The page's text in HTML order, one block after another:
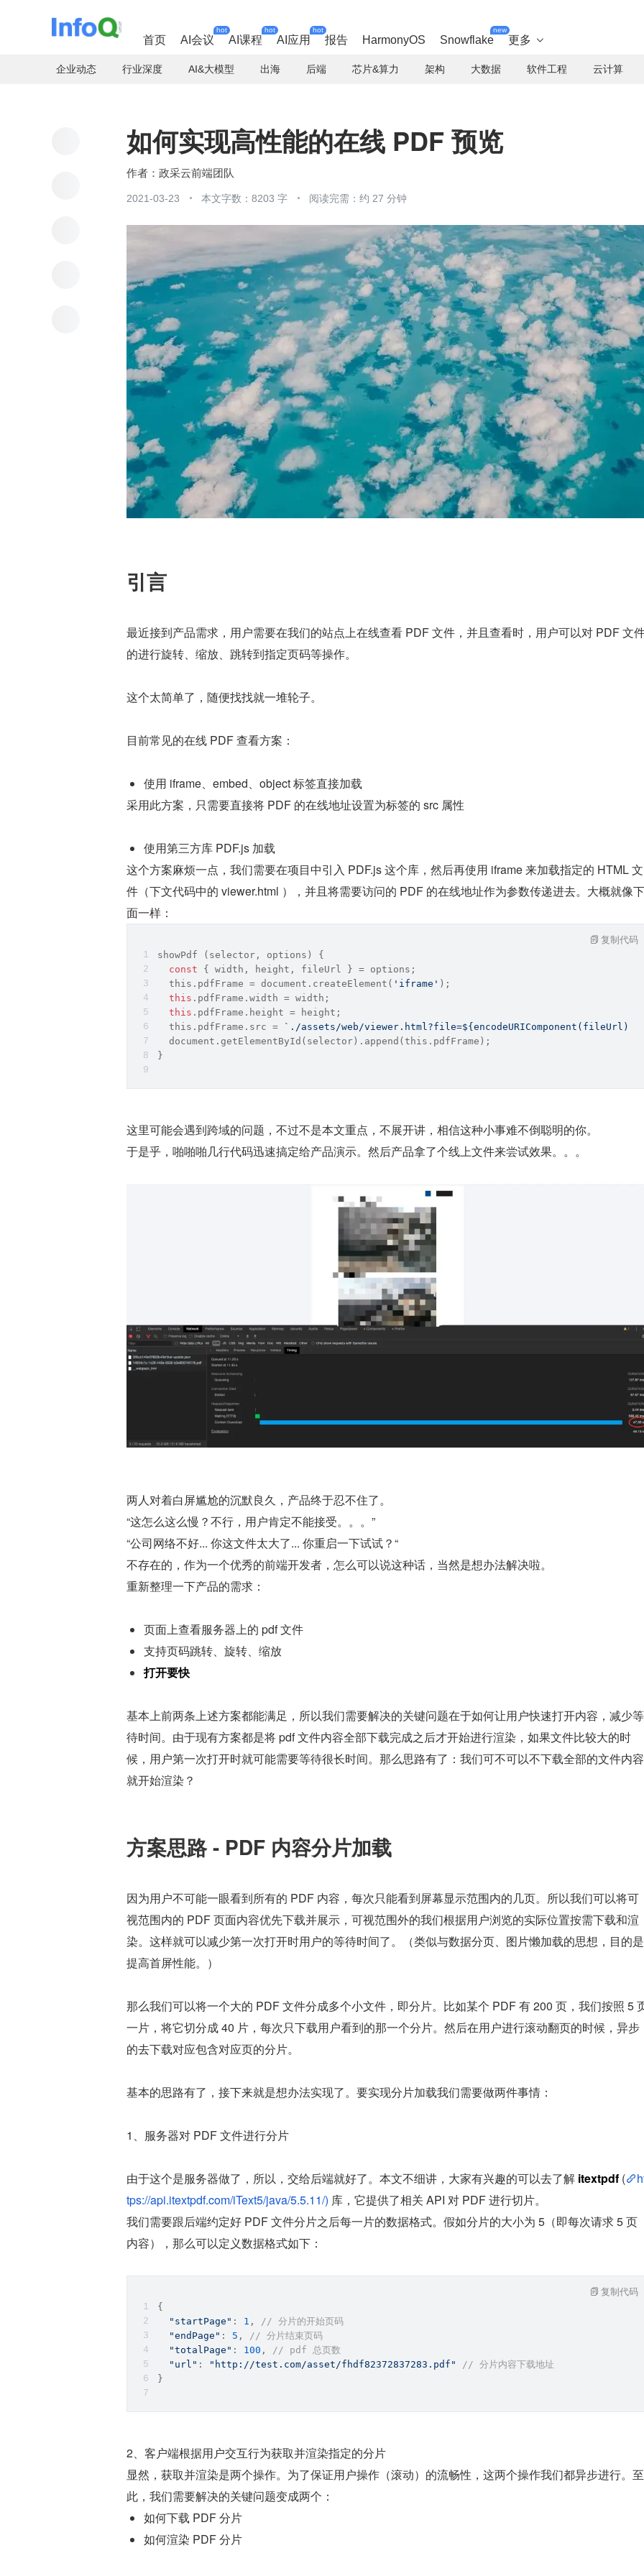
首页 AI会议
hot
AI课程
hot
AI应用
hot
报告 HarmonyOS Snowflake
new
更多 
企业动态 行业深度 AI&大模型 出海 后端 芯片&算力 架构 大数据 软件工程 云计算
如何实现高性能的在线 PDF 预览
政采云前端团队
2021-03-23 本文字数：8203 字 阅读完需：约 27 分钟
引言
最近接到产品需求，用户需要在我们的站点上在线查看 PDF 文件，并且查看时，用户可以对 PDF 文
的进行旋转、缩放、跳转到指定页码等操作。
这个太简单了，随便找找就一堆轮子。
目前常见的在线 PDF 查看方案：
使用 iframe、embed、object 标签直接加载
采用此方案，只需要直接将 PDF 的在线地址设置为标签的 src 属性
使用第三方库 PDF.js 加载
这个方案麻烦一点，我们需要在项目中引入 PDF.js 这个库，然后再使用 iframe 来加载指定的 HTML 文
件（下文代码中的 viewer.html ），并且将需要访问的 PDF 的在线地址作为参数传递进去。大概就像下
面一样：
showPdf (selector, options) {
const { width, height, fileUrl } = options;
this .pdfFrame = document .createElement( 'iframe' );
this .pdfFrame.width = width;
this .pdfFrame.height = height;
this .pdfFrame.src = `./assets/web/viewer.html?file=${ encodeURIComponent (fileUrl)}
document .getElementById(selector).append( this .pdfFrame);
}
复制代码
这里可能会遇到跨域的问题，不过不是本文重点，不展开讲，相信这种小事难不倒聪明的你。
于是乎，啪啪啪几行代码迅速搞定给产品演示。然后产品拿了个线上文件来尝试效果。。。
两人对着白屏尴尬的沉默良久，产品终于忍不住了。
“这怎么这么慢？不行，用户肯定不能接受。。。”
“公司网络不好... 你这文件太大了... 你重启一下试试？“
不存在的，作为一个优秀的前端开发者，怎么可以说这种话，当然是想办法解决啦。
重新整理一下产品的需求：
页面上查看服务器上的 pdf 文件
支持页码跳转、旋转、缩放
打开要快
基本上前两条上述方案都能满足，所以我们需要解决的关键问题在于如何让用户快速打开内容，减少等
待时间。由于现有方案都是将 pdf 文件内容全部下载完成之后才开始进行渲染，如果文件比较大的时
候，用户第一次打开时就可能需要等待很长时间。那么思路有了：我们可不可以不下载全部的文件内容
就开始渲染？
方案思路 - PDF 内容分片加载
因为用户不可能一眼看到所有的 PDF 内容，每次只能看到屏幕显示范围内的几页。所以我们可以将可
视范围内的 PDF 页面内容优先下载并展示，可视范围外的我们根据用户浏览的实际位置按需下载和渲
染。这样就可以减少第一次打开时用户的等待时间了。（类似与数据分页、图片懒加载的思想，目的是
提高首屏性能。）
那么我们可以将一个大的 PDF 文件分成多个小文件，即分片。比如某个 PDF 有 200 页，我们按照 5
一片，将它切分成 40 片，每次只下载用户看到的那一个分片。然后在用户进行滚动翻页的时候，异步
的去下载对应包含对应页的分片。
基本的思路有了，接下来就是想办法实现了。要实现分片加载我们需要做两件事情：
1、服务器对 PDF 文件进行分片
由于这个是服务器做了，所以，交给后端就好了。本文不细讲，大家有兴趣的可以去了解 itextpdf (
tps://api.itextpdf.com/iText5/java/5.5.11/) 库，它提供了相关 API 对 PDF 进行切片。
我们需要跟后端约定好 PDF 文件分片之后每一片的数据格式。假如分片的大小为 5（即每次请求 5 页
内容），那么可以定义数据格式如下：
{
"startPage" : 1 ,
// 分片的开始页码
"endPage" : 5 ,
// 分片结束页码
"totalPage" : 100 ,
// pdf 总页数
"url" : "http://test.com/asset/fhdf82372837283.pdf"
// 分片内容下载地址
}
复制代码
2、客户端根据用户交互行为获取并渲染指定的分片
显然，获取并渲染是两个操作。为了保证用户操作（滚动）的流畅性，这两个操作我们都异步进行。至
此，我们需要解决的关键问题变成两个：
如何下载 PDF 分片
如何渲染 PDF 分片